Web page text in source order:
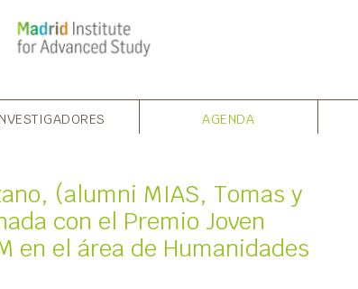
AGENDA
(alumni MIAS, Tomas y
con el Premio Joven
en el área de Humanidades